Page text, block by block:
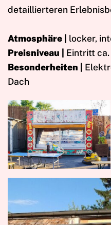
detaillierteren
Atmosphäre | locker,
Preisniveau | Eintritt ca.
Besonderheiten |
Dach